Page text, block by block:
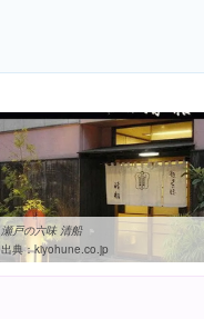
瀬戸の六味 清船
出典：kiyohune.co.jp